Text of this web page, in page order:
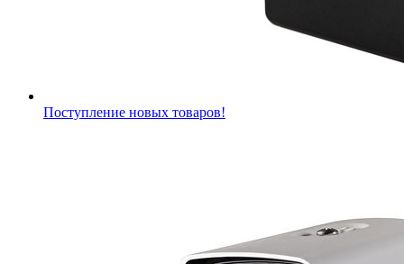
Поступление новых товаров!